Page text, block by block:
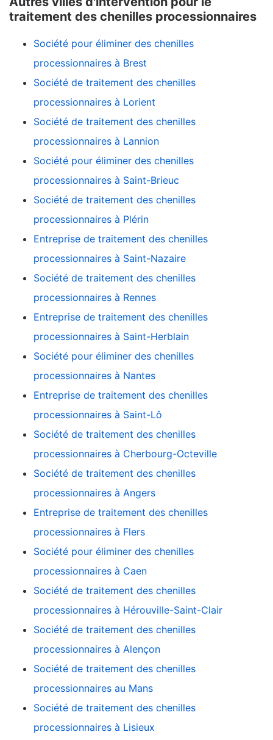
traitement des chenilles processionnaires
Société pour éliminer des chenilles
processionnaires à Brest
Société de traitement des chenilles
processionnaires à Lorient
Société de traitement des chenilles
processionnaires à Lannion
Société pour éliminer des chenilles
processionnaires à Saint-Brieuc
Société de traitement des chenilles
processionnaires à Plérin
Entreprise de traitement des chenilles
processionnaires à Saint-Nazaire
Société de traitement des chenilles
processionnaires à Rennes
Entreprise de traitement des chenilles
processionnaires à Saint-Herblain
Société pour éliminer des chenilles
processionnaires à Nantes
Entreprise de traitement des chenilles
processionnaires à Saint-Lô
Société de traitement des chenilles
processionnaires à Cherbourg-Octeville
Société de traitement des chenilles
processionnaires à Angers
Entreprise de traitement des chenilles
processionnaires à Flers
Société pour éliminer des chenilles
processionnaires à Caen
Société de traitement des chenilles
processionnaires à Hérouville-Saint-Clair
Société de traitement des chenilles
processionnaires à Alençon
Société de traitement des chenilles
processionnaires au Mans
Société de traitement des chenilles
processionnaires à Lisieux